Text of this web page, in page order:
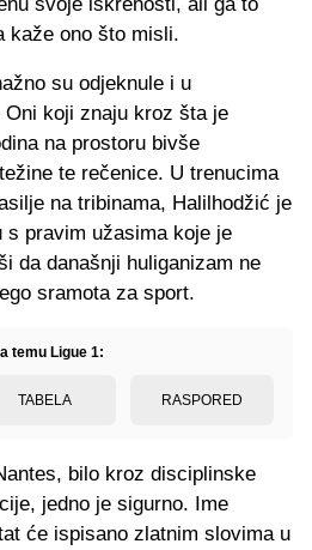
kaže ono što misli.
su odjeknule i u
koji znaju kroz šta je
na prostoru bivše
te rečenice. U trenucima
na tribinama, Halilhodžić je
s pravim užasima koje je
da današnji huliganizam ne
sramota za sport.
temu Ligue 1:
TABELA RASPORED
bilo kroz disciplinske
jedno je sigurno. Ime
će ispisano zlatnim slovima u